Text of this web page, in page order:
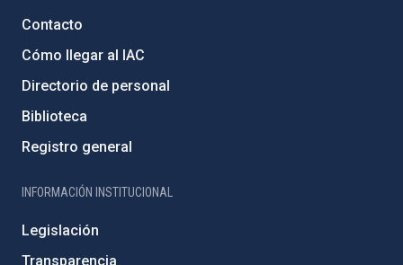
Contacto
Cómo llegar al IAC
Directorio de personal
Biblioteca
Registro general
INFORMACIÓN INSTITUCIONAL
Legislación
Transparencia